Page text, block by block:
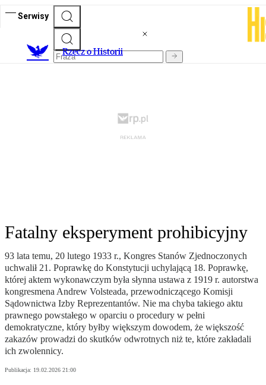
Serwisy
Rzecz o Historii
Fatalny eksperyment prohibicyjny
93 lata temu, 20 lutego 1933 r., Kongres Stanów Zjednoczonych
uchwalił 21. Poprawkę do Konstytucji uchylającą 18. Poprawkę,
której aktem wykonawczym była słynna ustawa z 1919 r. autorstwa
kongresmena Andrew Volsteada, przewodniczącego Komisji
Sądownictwa Izby Reprezentantów. Nie ma chyba takiego aktu
prawnego powstałego w oparciu o procedury w pełni
demokratyczne, który byłby większym dowodem, że większość
zakazów prowadzi do skutków odwrotnych niż te, które zakładali
ich zwolennicy.
Publikacja: 19.02.2026 21:00